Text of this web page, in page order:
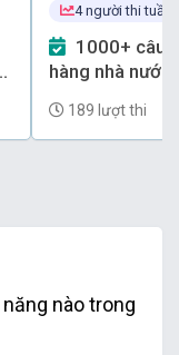
4 người thi tuần
hàng nhà nước
189 lượt thi
nào trong